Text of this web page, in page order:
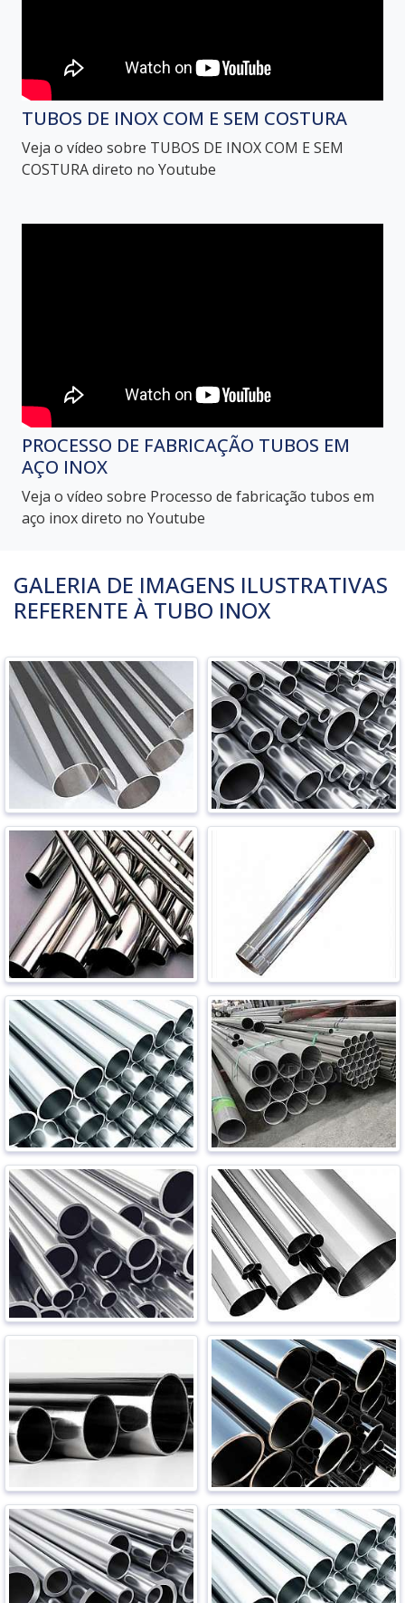
TUBOS DE INOX COM E SEM COSTURA
Veja o vídeo sobre TUBOS DE INOX COM E SEM
COSTURA direto no Youtube
PROCESSO DE FABRICAÇÃO TUBOS EM
AÇO INOX
Veja o vídeo sobre Processo de fabricação tubos em
aço inox direto no Youtube
GALERIA DE IMAGENS ILUSTRATIVAS
REFERENTE À TUBO INOX